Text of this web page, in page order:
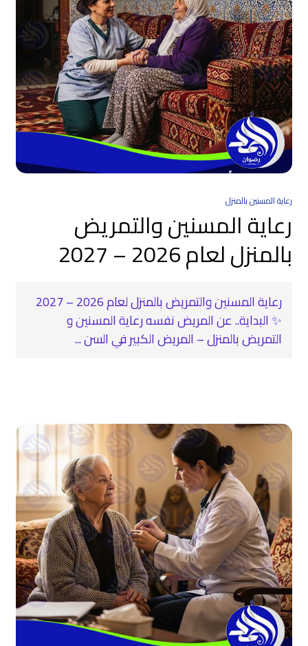
رعاية المسنين بالمنزل
رعاية المسنين والتمريض
بالمنزل لعام 2026 – 2027
رعاية المسنين والتمريض بالمنزل لعام 2026 – 2027
✨ البداية.. عن المريض نفسه رعاية المسنين و
التمريض بالمنزل – المريض الكبير في السن ...